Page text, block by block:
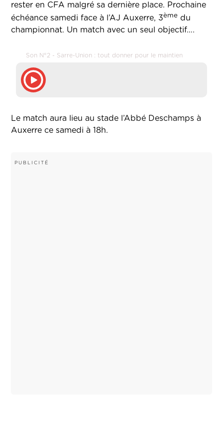
rester en CFA malgré sa dernière place. Prochaine
échéance samedi face à l’AJ Auxerre, 3ème du
championnat. Un match avec un seul objectif….
Son N°2 - Sarre-Union : tout donner pour le maintien
Le match aura lieu au stade l’Abbé Deschamps à
Auxerre ce samedi à 18h.